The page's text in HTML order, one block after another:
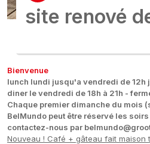
site renové
Bienvenue
lunch lundi jusqu'a vendredi de 12h
diner le vendredi de 18h à 21h -
Chaque premier dimanche du mois
BelMundo peut être réservé les
contactez-nous par
Nouveau ! Café + gâteau fait maison